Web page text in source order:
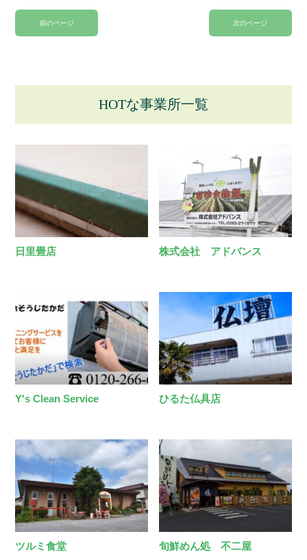
前のページ 次のページ
HOTな事業所一覧
日里畳店 株式会社 アドバンス
Y's Clean Service ひるた仏具店
ツルミ食堂 旬鮮めん処 不二屋